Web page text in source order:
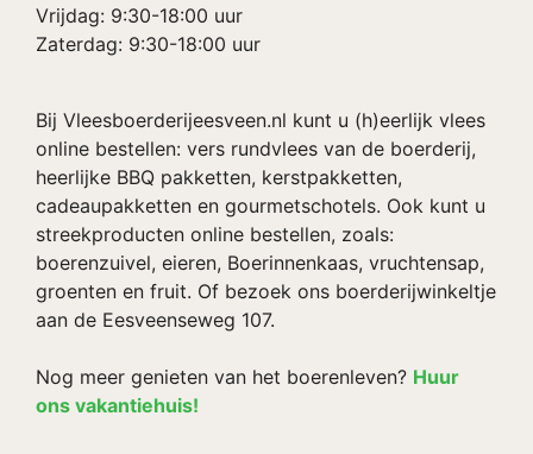
Vrijdag: 9:30-18:00 uur
Zaterdag: 9:30-18:00 uur
Bij Vleesboerderijeesveen.nl kunt u (h)eerlijk vlees
online bestellen: vers rundvlees van de boerderij,
heerlijke BBQ pakketten, kerstpakketten,
cadeaupakketten en gourmetschotels. Ook kunt u
streekproducten online bestellen, zoals:
boerenzuivel, eieren, Boerinnenkaas, vruchtensap,
groenten en fruit. Of bezoek ons boerderijwinkeltje
aan de Eesveenseweg 107.
Nog meer genieten van het boerenleven? Huur
ons vakantiehuis!